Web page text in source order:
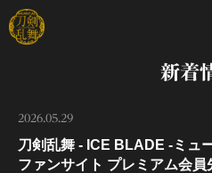
新着
2026.05.29
刀剣乱舞 - ICE BLADE -ミュ
ファンサイト プレミアム会員